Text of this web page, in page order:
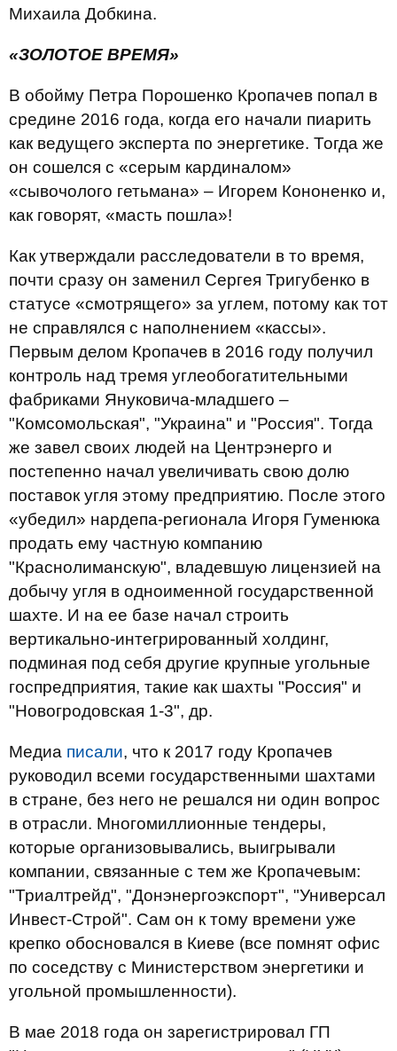
Михаила Добкина.
«ЗОЛОТОЕ ВРЕМЯ»
В обойму Петра Порошенко Кропачев попал в
средине 2016 года, когда его начали пиарить
как ведущего эксперта по энергетике. Тогда же
он сошелся с «серым кардиналом»
«сывочолого гетьмана» – Игорем Кононенко и,
как говорят, «масть пошла»!
Как утверждали расследователи в то время,
почти сразу он заменил Сергея Тригубенко в
статусе «смотрящего» за углем, потому как тот
не справлялся с наполнением «кассы».
Первым делом Кропачев в 2016 году получил
контроль над тремя углеобогатительными
фабриками Януковича-младшего –
"Комсомольская", "Украина" и "Россия". Тогда
же завел своих людей на Центрэнерго и
постепенно начал увеличивать свою долю
поставок угля этому предприятию. После этого
«убедил» нардепа-регионала Игоря Гуменюка
продать ему частную компанию
"Краснолиманскую", владевшую лицензией на
добычу угля в одноименной государственной
шахте. И на ее базе начал строить
вертикально-интегрированный холдинг,
подминая под себя другие крупные угольные
госпредприятия, такие как шахты "Россия" и
"Новогродовская 1-3", др.
Медиа писали, что к 2017 году Кропачев
руководил всеми государственными шахтами
в стране, без него не решался ни один вопрос
в отрасли. Многомиллионные тендеры,
которые организовывались, выигрывали
компании, связанные с тем же Кропачевым:
"Триалтрейд", "Донэнергоэкспорт", "Универсал
Инвест-Строй". Сам он к тому времени уже
крепко обосновался в Киеве (все помнят офис
по соседству с Министерством энергетики и
угольной промышленности).
В мае 2018 года он зарегистрировал ГП